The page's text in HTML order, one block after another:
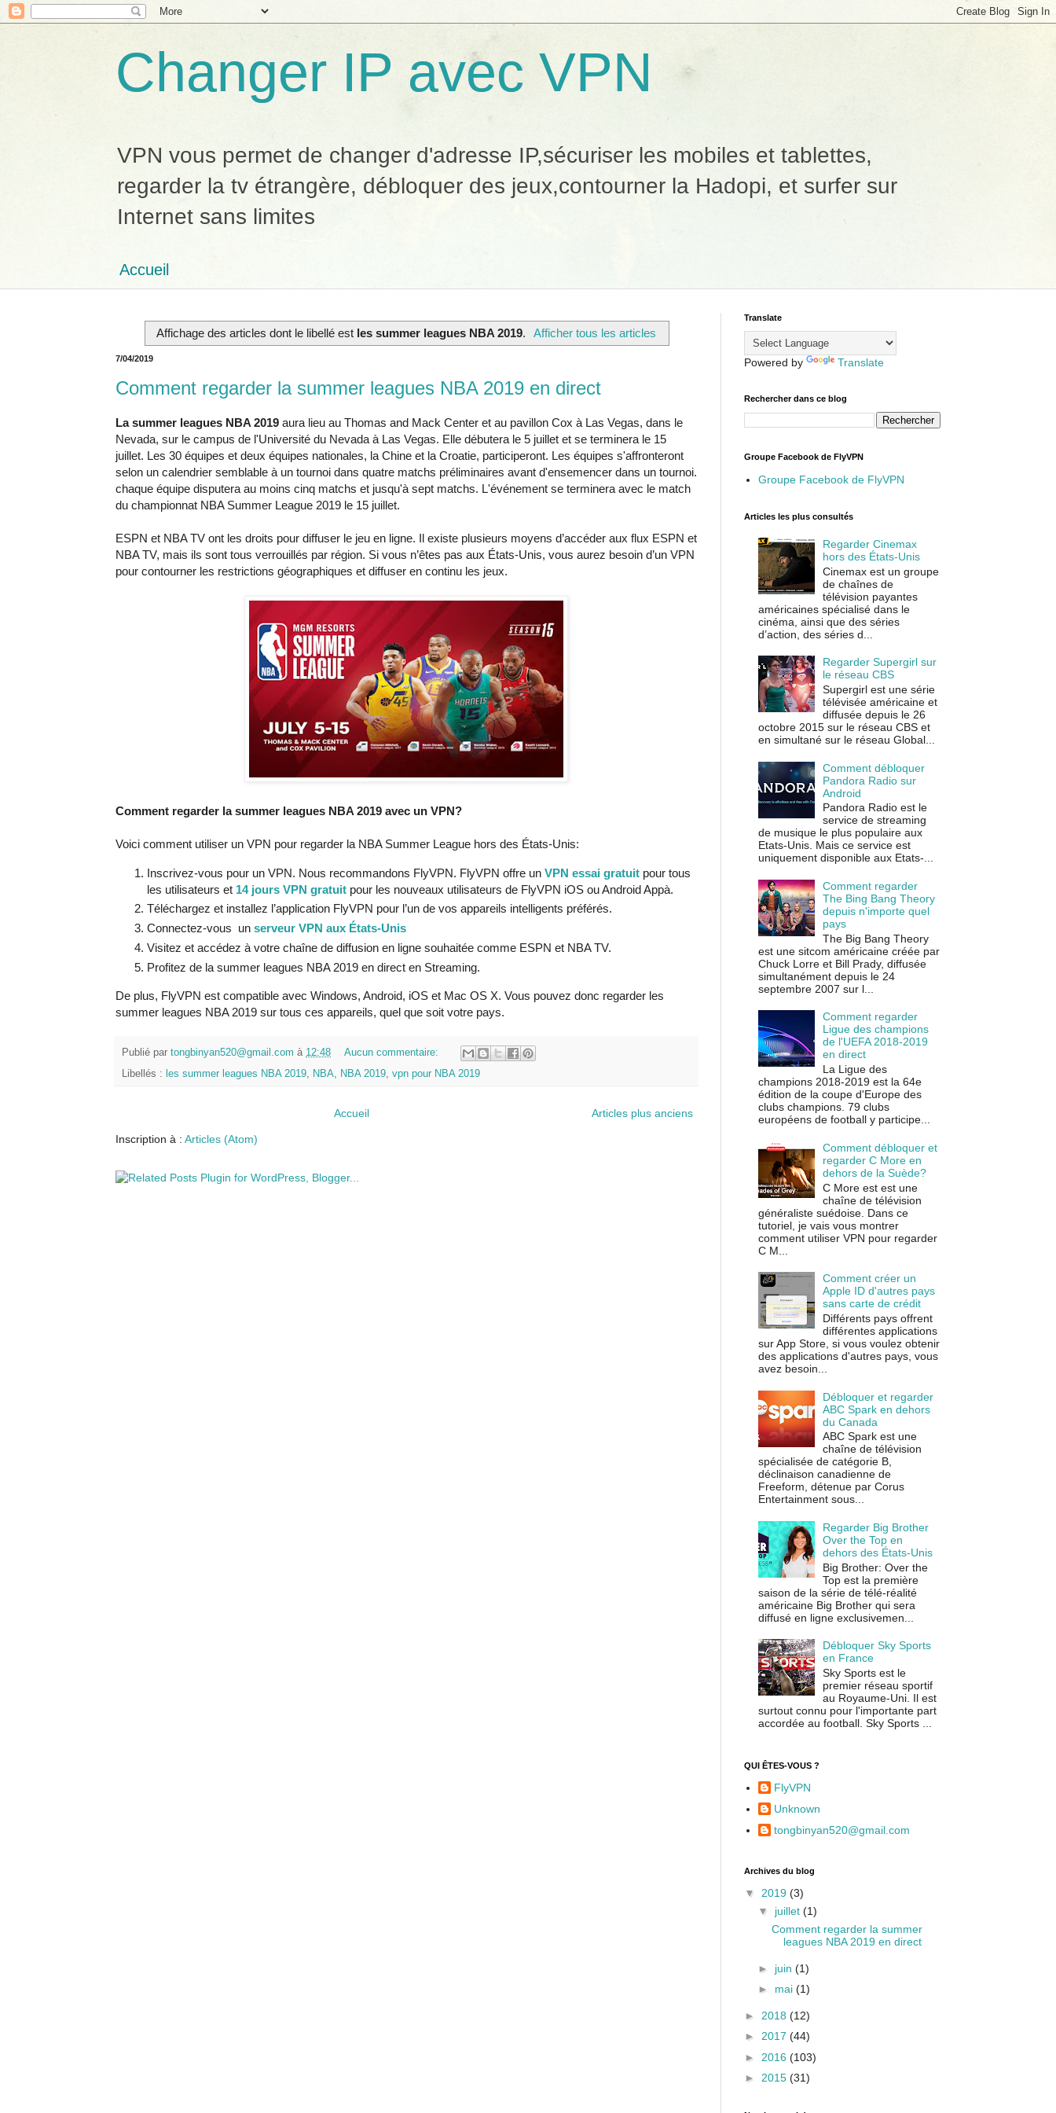
Changer IP avec VPN
VPN vous permet de changer d'adresse IP,sécuriser les mobiles et tablettes,
regarder la tv étrangère, débloquer des jeux,contourner la Hadopi, et surfer sur
Internet sans limites
Accueil
Affichage des articles dont le libellé est les summer leagues NBA 2019. Afficher tous les articles
7/04/2019
Comment regarder la summer leagues NBA 2019 en direct
La summer leagues NBA 2019 aura lieu au Thomas and Mack Center et au pavillon Cox à Las Vegas, dans le
Nevada, sur le campus de l'Université du Nevada à Las Vegas. Elle débutera le 5 juillet et se terminera le 15
juillet. Les 30 équipes et deux équipes nationales, la Chine et la Croatie, participeront. Les équipes s'affronteront
selon un calendrier semblable à un tournoi dans quatre matchs préliminaires avant d'ensemencer dans un tournoi.
chaque équipe disputera au moins cinq matchs et jusqu'à sept matchs. L'événement se terminera avec le match
du championnat NBA Summer League 2019 le 15 juillet.
ESPN et NBA TV ont les droits pour diffuser le jeu en ligne. Il existe plusieurs moyens d’accéder aux flux ESPN et
NBA TV, mais ils sont tous verrouillés par région. Si vous n’êtes pas aux États-Unis, vous aurez besoin d’un VPN
pour contourner les restrictions géographiques et diffuser en continu les jeux.
Comment regarder la summer leagues NBA 2019 avec un VPN?
Voici comment utiliser un VPN pour regarder la NBA Summer League hors des États-Unis:
Inscrivez-vous pour un VPN. Nous recommandons FlyVPN. FlyVPN offre un VPN essai gratuit pour tous
les utilisateurs et 14 jours VPN gratuit pour les nouveaux utilisateurs de FlyVPN iOS ou Android Appà.
Téléchargez et installez l’application FlyVPN pour l’un de vos appareils intelligents préférés.
Connectez-vous un serveur VPN aux États-Unis
Visitez et accédez à votre chaîne de diffusion en ligne souhaitée comme ESPN et NBA TV.
Profitez de la summer leagues NBA 2019 en direct en Streaming.
De plus, FlyVPN est compatible avec Windows, Android, iOS et Mac OS X. Vous pouvez donc regarder les
summer leagues NBA 2019 sur tous ces appareils, quel que soit votre pays.
Publié par tongbinyan520@gmail.com à 12:48
Aucun commentaire:
Libellés : les summer leagues NBA 2019 NBA NBA 2019 vpn pour NBA 2019
Articles plus anciens
Accueil
Inscription à : Articles (Atom)
Translate
Powered by Translate
Rechercher dans ce blog
Groupe Facebook de FlyVPN
Groupe Facebook de FlyVPN
Articles les plus consultés
Regarder Cinemax
hors des États-Unis
Cinemax est un groupe
de chaînes de
télévision payantes
américaines spécialisé dans le
cinéma, ainsi que des séries
d’action, des séries d...
Regarder Supergirl sur
le réseau CBS
Supergirl est une série
télévisée américaine et
diffusée depuis le 26
octobre 2015 sur le réseau CBS et
en simultané sur le réseau Global...
Comment débloquer
Pandora Radio sur
Android
Pandora Radio est le
service de streaming
de musique le plus populaire aux
Etats-Unis. Mais ce service est
uniquement disponible aux Etats-...
Comment regarder
The Bing Bang Theory
depuis n'importe quel
pays
The Big Bang Theory
est une sitcom américaine créée par
Chuck Lorre et Bill Prady, diffusée
simultanément depuis le 24
septembre 2007 sur l...
Comment regarder
Ligue des champions
de l'UEFA 2018-2019
en direct
La Ligue des
champions 2018-2019 est la 64e
édition de la coupe d'Europe des
clubs champions. 79 clubs
européens de football y participe...
Comment débloquer et
regarder C More en
dehors de la Suède?
C More est est une
chaîne de télévision
généraliste suédoise. Dans ce
tutoriel, je vais vous montrer
comment utiliser VPN pour regarder
C M...
Comment créer un
Apple ID d'autres pays
sans carte de crédit
Différents pays offrent
différentes applications
sur App Store, si vous voulez obtenir
des applications d'autres pays, vous
avez besoin...
Débloquer et regarder
ABC Spark en dehors
du Canada
ABC Spark est une
chaîne de télévision
spécialisée de catégorie B,
déclinaison canadienne de
Freeform, détenue par Corus
Entertainment sous...
Regarder Big Brother
Over the Top en
dehors des États-Unis
Big Brother: Over the
Top est la première
saison de la série de télé-réalité
américaine Big Brother qui sera
diffusé en ligne exclusivemen...
Débloquer Sky Sports
en France
Sky Sports est le
premier réseau sportif
au Royaume-Uni. Il est
surtout connu pour l'importante part
accordée au football. Sky Sports ...
QUI ÊTES-VOUS ?
FlyVPN
Unknown
tongbinyan520@gmail.com
Archives du blog
▼ 2019 (3)
▼ juillet (1)
Comment regarder la summer
leagues NBA 2019 en direct
► juin (1)
► mai (1)
► 2018 (12)
► 2017 (44)
► 2016 (103)
► 2015 (31)